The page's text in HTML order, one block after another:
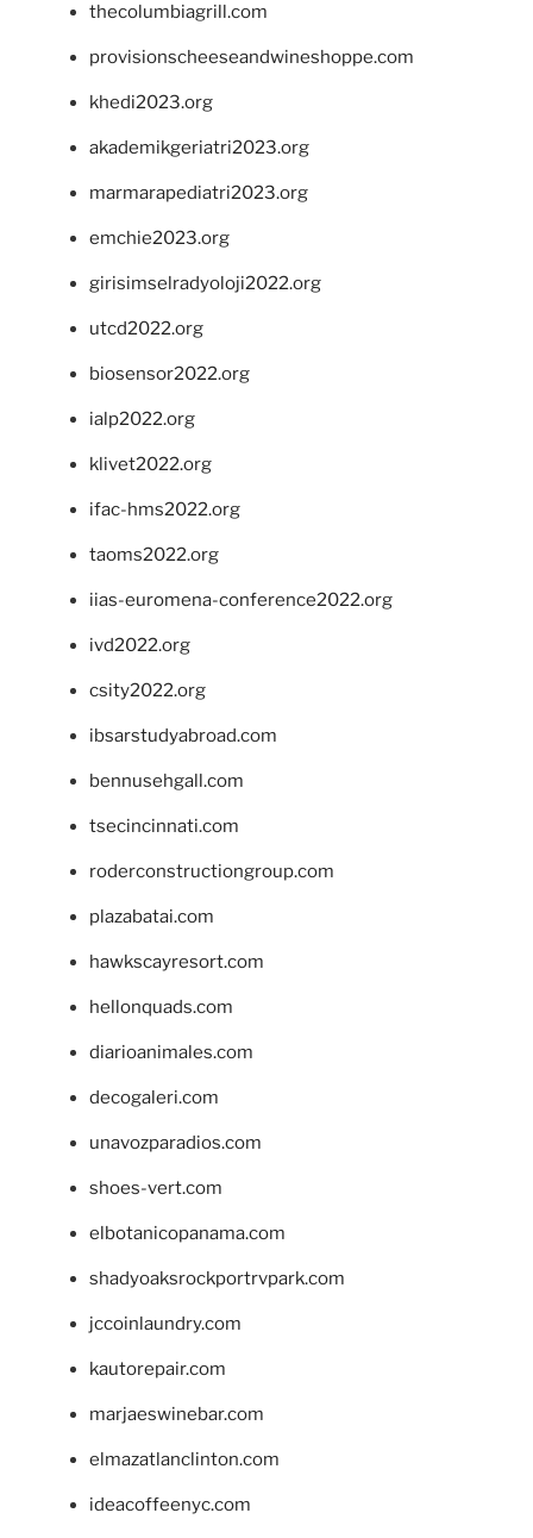
thecolumbiagrill.com
provisionscheeseandwineshoppe.com
khedi2023.org
akademikgeriatri2023.org
marmarapediatri2023.org
emchie2023.org
girisimselradyoloji2022.org
utcd2022.org
biosensor2022.org
ialp2022.org
klivet2022.org
ifac-hms2022.org
taoms2022.org
iias-euromena-conference2022.org
ivd2022.org
csity2022.org
ibsarstudyabroad.com
bennusehgall.com
tsecincinnati.com
roderconstructiongroup.com
plazabatai.com
hawkscayresort.com
hellonquads.com
diarioanimales.com
decogaleri.com
unavozparadios.com
shoes-vert.com
elbotanicopanama.com
shadyoaksrockportrvpark.com
jccoinlaundry.com
kautorepair.com
marjaeswinebar.com
elmazatlanclinton.com
ideacoffeenyc.com